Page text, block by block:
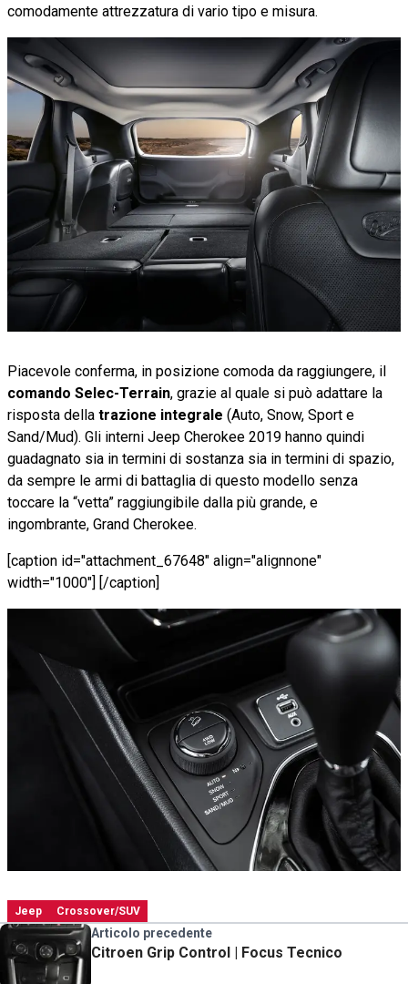
comodamente attrezzatura di vario tipo e misura.
Piacevole conferma, in posizione comoda da raggiungere, il
comando Selec-Terrain, grazie al quale si può adattare la
risposta della trazione integrale (Auto, Snow, Sport e
Sand/Mud). Gli interni Jeep Cherokee 2019 hanno quindi
guadagnato sia in termini di sostanza sia in termini di spazio,
da sempre le armi di battaglia di questo modello senza
toccare la “vetta” raggiungibile dalla più grande, e
ingombrante, Grand Cherokee.
[caption id="attachment_67648" align="alignnone"
width="1000"] [/caption]
Jeep Crossover/SUV
Articolo precedente
Citroen Grip Control | Focus Tecnico